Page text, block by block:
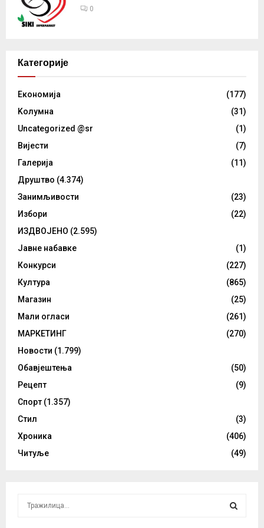
0
Категорије
Eкономија
(177)
Kолумнa
(31)
Uncategorized @sr
(1)
Вијести
(7)
Галерија
(11)
Друштво (4.374)
Занимљивости
(23)
Избори
(22)
ИЗДВОЈЕНО (2.595)
Јавне набавке
(1)
Конкурси
(227)
Култура
(865)
Магазин
(25)
Мали огласи
(261)
МАРКЕТИНГ
(270)
Новости (1.799)
Обавјештења
(50)
Рецепт
(9)
Спорт (1.357)
Стил
(3)
Хроника
(406)
Читуље
(49)